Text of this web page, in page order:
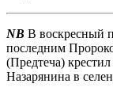
NB В воскресный
последним
(Предтеча)
Назарянина в